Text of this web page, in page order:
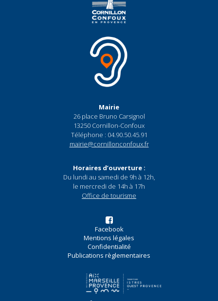
Mairie
26 place Bruno Carsignol
13250 Cornillon-Confoux
Téléphone : 04.90.50.45.91
mairie@cornillonconfoux.fr
Horaires d’ouverture :
Du lundi au samedi de 9h à 12h,
le mercredi de 14h à 17h
Office de tourisme
Facebook
Mentions légales
Confidentialité
Publications règlementaires